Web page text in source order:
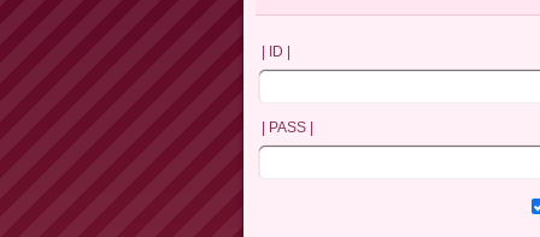
| ID |
| PASS |